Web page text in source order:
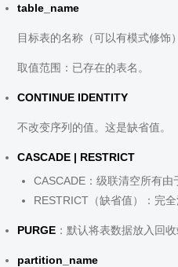
table_name
目标表的名称（可以有模式修饰
取值范围：已存在的表名。
CONTINUE IDENTITY
不改变序列的值。这是缺省值。
CASCADE | RESTRICT
CASCADE：级联清空所有由
RESTRICT（缺省值）：完全
PURGE ：默认将表数据放入回
partition_name